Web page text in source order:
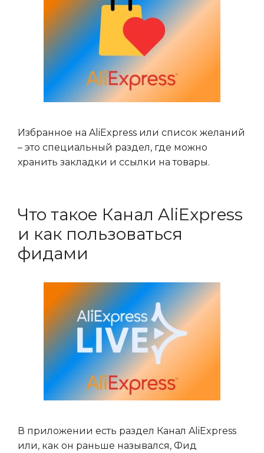
Избранное на AliExpress или список желаний
– это специальный раздел, где можно
хранить закладки и ссылки на товары.
Что такое Канал AliExpress
и как пользоваться
фидами
В приложении есть раздел Канал AliExpress
или, как он раньше назывался, Фид